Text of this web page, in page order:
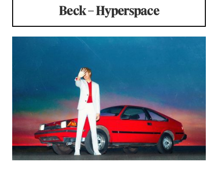
Beck – Hyperspace